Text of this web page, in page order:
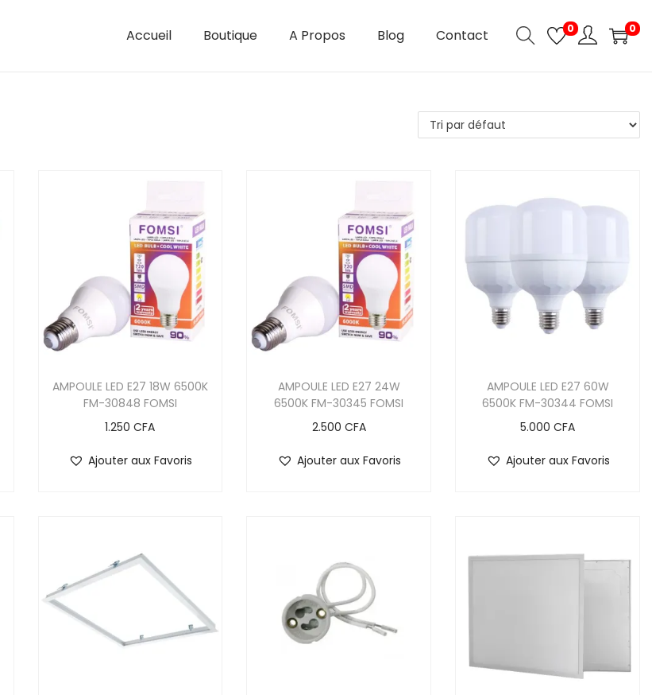
Accueil Boutique A Propos Blog Contact 0 0
AMPOULE LED E27 18W 6500K
FM-30848 FOMSI
1.250CFA
Ajouter aux Favoris
AMPOULE LED E27 24W
6500K FM-30345 FOMSI
2.500 CFA
Ajouter aux Favoris
AMPOULE LED E27 60W
6500K FM-30344 FOMSI
5.000CFA
Ajouter aux Favoris